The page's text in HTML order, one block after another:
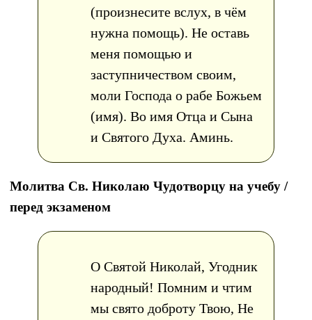
(произнесите вслух, в чём
нужна помощь). Не оставь
меня помощью и
заступничеством своим,
моли Господа о рабе Божьем
(имя). Во имя Отца и Сына
и Святого Духа. Аминь.
Молитва Св. Николаю Чудотворцу на учебу /
перед экзаменом
О Святой Николай, Угодник
народный! Помним и чтим
мы свято доброту Твою, Не